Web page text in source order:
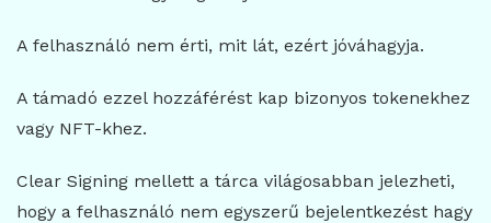
A felhasználó nem érti, mit lát, ezért jóváhagyja.
A támadó ezzel hozzáférést kap bizonyos tokenekhez
vagy NFT-khez.
Clear Signing mellett a tárca világosabban jelezheti,
hogy a felhasználó nem egyszerű bejelentkezést hagy